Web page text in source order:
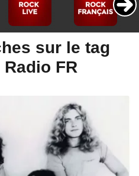
sur le tag
FR